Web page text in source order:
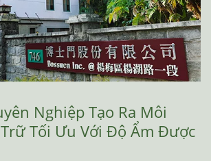
Nghiệp Tạo Ra Môi
Tối Ưu Với Độ Ẩm Được